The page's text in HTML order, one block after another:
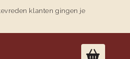
klanten gingen je